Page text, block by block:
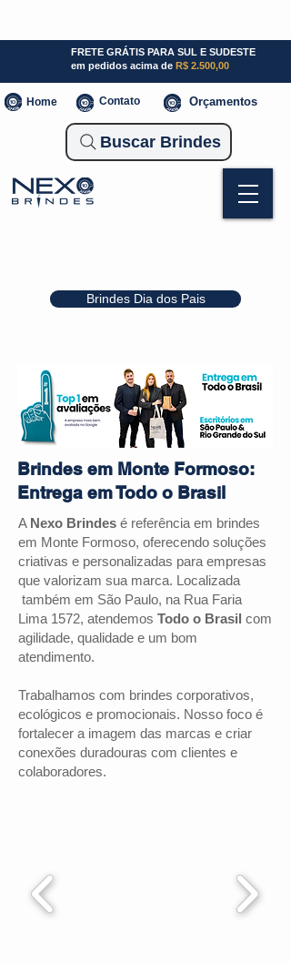
Brindes Dia dos Pais
FRETE GRÁTIS PARA SUL E SUDESTE
em pedidos acima de R$ 2.500,00
Home Contato Orçamentos
Buscar Brindes
Brindes em Monte Formoso:
Entrega em Todo o Brasil
A Nexo Brindes é referência em brindes
em Monte Formoso, oferecendo soluções
criativas e personalizadas para empresas
que valorizam sua marca. Localizada
também em São Paulo, na Rua Faria
Lima 1572, atendemos Todo o Brasil com
agilidade, qualidade e um bom
atendimento.
Trabalhamos com brindes corporativos,
ecológicos e promocionais. Nosso foco é
fortalecer a imagem das marcas e criar
conexões duradouras com clientes e
colaboradores.